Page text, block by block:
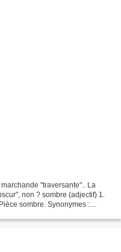
"traversante".. La
non ? sombre (adjectif) 1.
sombre. Synonymes :